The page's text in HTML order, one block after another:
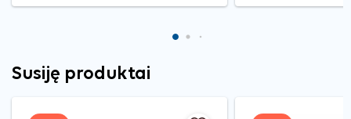
Susiję produktai